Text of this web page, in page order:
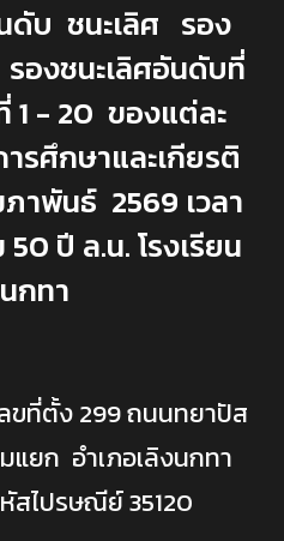
ดับ ชนะเลิศ รอง
องชนะเลิศอันดับที่
1 - 20 ของแต่ละ
รศึกษาและเกียรติ
าพันธ์ 2569 เวลา
ปี ล.น. โรงเรียน
กทา
ขที่ตั้ง 299 ถนนทยาปัส
แยก อำเภอเลิงนกทา
สไปรษณีย์ 35120